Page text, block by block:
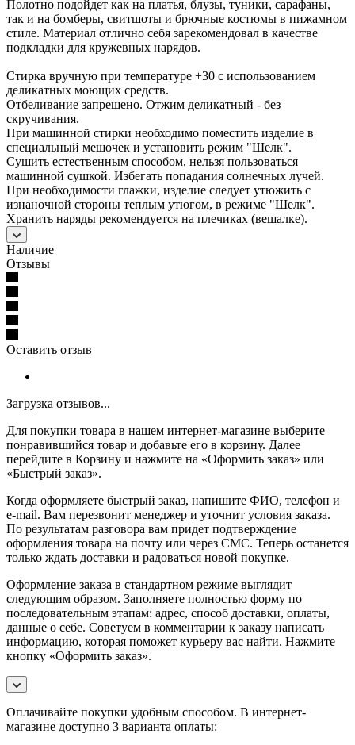
Полотно подойдет как на платья, блузы, туники, сарафаны,
так и на бомберы, свитшоты и брючные костюмы в пижамном
стиле. Материал отлично себя зарекомендовал в качестве
подкладки для кружевных нарядов.
Стирка вручную при температуре +30 с использованием
деликатных моющих средств.
Отбеливание запрещено. Отжим деликатный - без
скручивания.
При машинной стирки необходимо поместить изделие в
специальный мешочек и установить режим "Шелк".
Сушить естественным способом, нельзя пользоваться
машинной сушкой. Избегать попадания солнечных лучей.
При необходимости глажки, изделие следует утюжить с
изнаночной стороны теплым утюгом, в режиме "Шелк".
Хранить наряды рекомендуется на плечиках (вешалке).
Наличие
Отзывы
Оставить отзыв
Загрузка отзывов...
Для покупки товара в нашем интернет-магазине выберите
понравившийся товар и добавьте его в корзину. Далее
перейдите в Корзину и нажмите на «Оформить заказ» или
«Быстрый заказ».
Когда оформляете быстрый заказ, напишите ФИО, телефон и
e-mail. Вам перезвонит менеджер и уточнит условия заказа.
По результатам разговора вам придет подтверждение
оформления товара на почту или через СМС. Теперь останется
только ждать доставки и радоваться новой покупке.
Оформление заказа в стандартном режиме выглядит
следующим образом. Заполняете полностью форму по
последовательным этапам: адрес, способ доставки, оплаты,
данные о себе. Советуем в комментарии к заказу написать
информацию, которая поможет курьеру вас найти. Нажмите
кнопку «Оформить заказ».
Оплачивайте покупки удобным способом. В интернет-
магазине доступно 3 варианта оплаты: